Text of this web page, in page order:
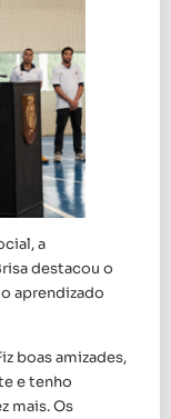
a
destacou o
aprendizado
boas amizades,
e tenho
mais. Os